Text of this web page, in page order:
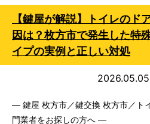
【鍵屋が解説】トイレのド
因は？枚方市で発生した特
イプの実例と正しい対処
2026.05.05
― 鍵屋 枚方市／鍵交換 枚方市／ト
門業者をお探しの方へ ―